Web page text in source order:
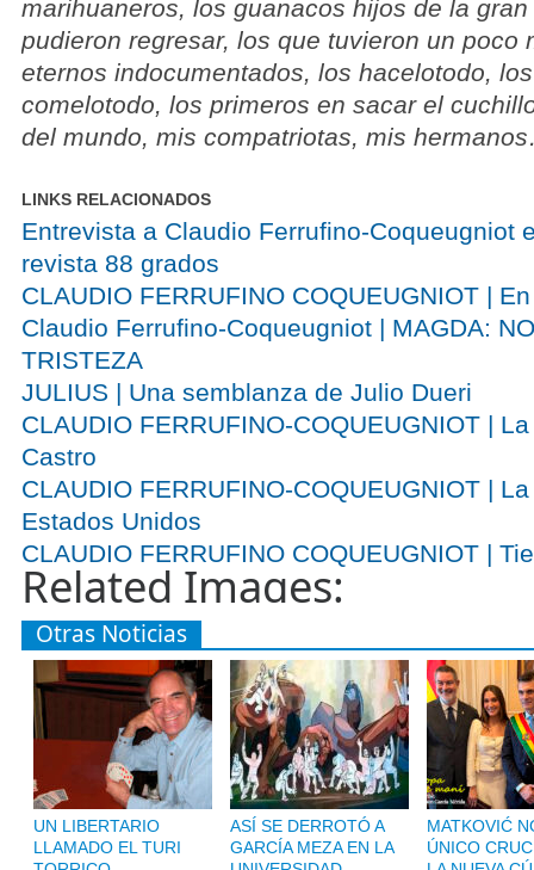
marihuaneros, los guanacos hijos de la
pudieron regresar, los que tuvieron un poco
eternos indocumentados, los hacelotodo,
comelotodo, los primeros en sacar el
del mundo, mis compatriotas, mis
LINKS RELACIONADOS
Entrevista a Claudio Ferrufino-Coqueugniot
revista 88 grados
CLAUDIO FERRUFINO COQUEUGNIOT |
Claudio Ferrufino-Coqueugniot | MAGDA:
TRISTEZA
JULIUS | Una semblanza de Julio Dueri
CLAUDIO FERRUFINO-COQUEUGNIOT |
Castro
CLAUDIO FERRUFINO-COQUEUGNIOT |
Estados Unidos
CLAUDIO FERRUFINO COQUEUGNIOT |
Related Images:
Otras Noticias
UN LIBERTARIO
LLAMADO EL TURI
ASÍ SE DERROTÓ A
GARCÍA MEZA EN LA
MATKOVIĆ
ÚNICO